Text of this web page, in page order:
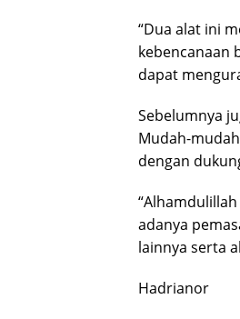
“Dua alat ini
kebencanaan
dapat
Sebelumnya
Mudah-
dengan
adanya
lainnya serta
Hadrianor